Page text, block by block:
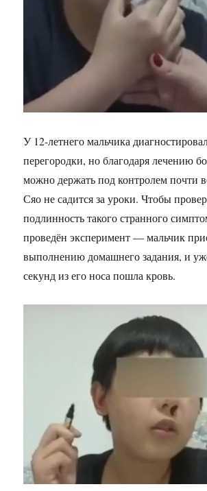
У 12-летнего мальчика
перегородки, но благодаря лечению
можно держать под контролем почти
Сяо не садится за уроки. Чтобы
подлинность такого странного
проведён эксперимент — мальчик
выполнению домашнего задания, и
секунд из его носа пошла кровь.